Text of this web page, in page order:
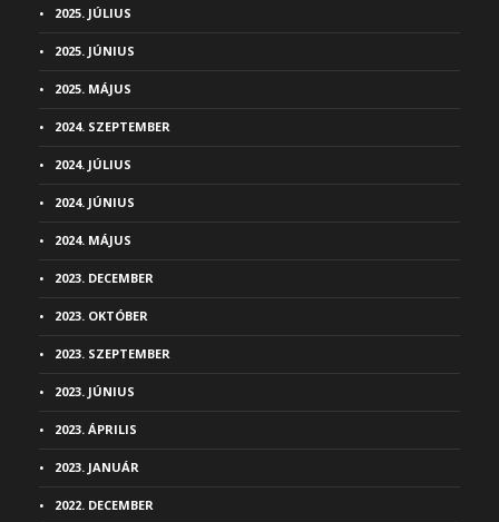
2025. JÚLIUS
2025. JÚNIUS
2025. MÁJUS
2024. SZEPTEMBER
2024. JÚLIUS
2024. JÚNIUS
2024. MÁJUS
2023. DECEMBER
2023. OKTÓBER
2023. SZEPTEMBER
2023. JÚNIUS
2023. ÁPRILIS
2023. JANUÁR
2022. DECEMBER